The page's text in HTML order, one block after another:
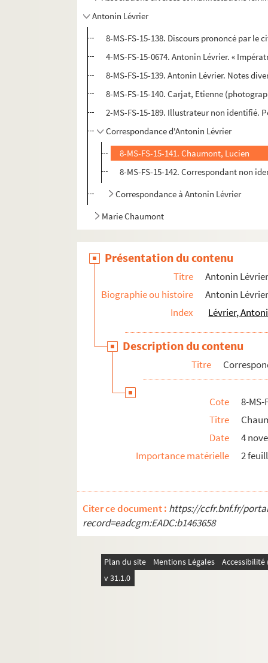
Antonin Lévrier
8-MS-FS-15-138. Discours prononcé par
4-MS-FS-15-0674. Antonin Lévrier. «
8-MS-FS-15-139. Antonin Lévrier. Notes
8-MS-FS-15-140. Carjat, Etienne
2-MS-FS-15-189. Illustrateur non identifié.
Correspondance d'Antonin Lévrier
8-MS-FS-15-141. Chaumont, Lucien
8-MS-FS-15-142. Correspondant non
Correspondance à Antonin Lévrier
Marie Chaumont
Présentation du contenu
Titre
Antonin
Biographie ou histoire
Antonin
Index
Lévrier,
Description du contenu
Titre
Cote
8-MS-
Titre
Date
4
Importance matérielle
2
Citer ce document : https://ccfr.bnf.fr/
record=eadcgm:EADC:b1463658
Plan du site Mentions Légales
v 31.1.0